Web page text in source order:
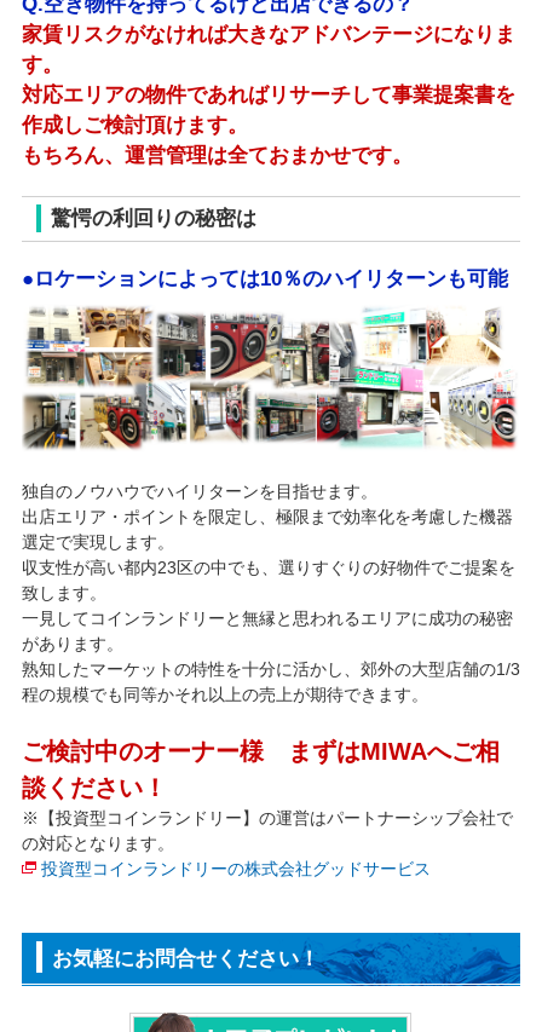
家賃リスクがなければ大きなアドバンテージになりま
す。
対応エリアの物件であればリサーチして事業提案書を
作成しご検討頂けます。
もちろん、運営管理は全ておまかせです。
驚愕の利回りの秘密は
●ロケーションによっては10％のハイリターンも可能
独自のノウハウでハイリターンを目指せます。
出店エリア・ポイントを限定し、極限まで効率化を考慮した機器
選定で実現します。
収支性が高い都内23区の中でも、選りすぐりの好物件でご提案を
致します。
一見してコインランドリーと無縁と思われるエリアに成功の秘密
があります。
熟知したマーケットの特性を十分に活かし、郊外の大型店舗の1/3
程の規模でも同等かそれ以上の売上が期待できます。
ご検討中のオーナー様 まずはMIWAへご相
談ください！
※【投資型コインランドリー】の運営はパートナーシップ会社で
の対応となります。
投資型コインランドリーの株式会社グッドサービス
お気軽にお問合せください！